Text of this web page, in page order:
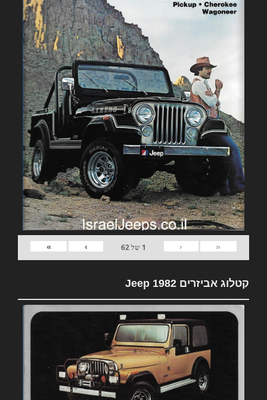
«
‹
1 של62
›
»
קטלוג אביזרים 1982 Jeep